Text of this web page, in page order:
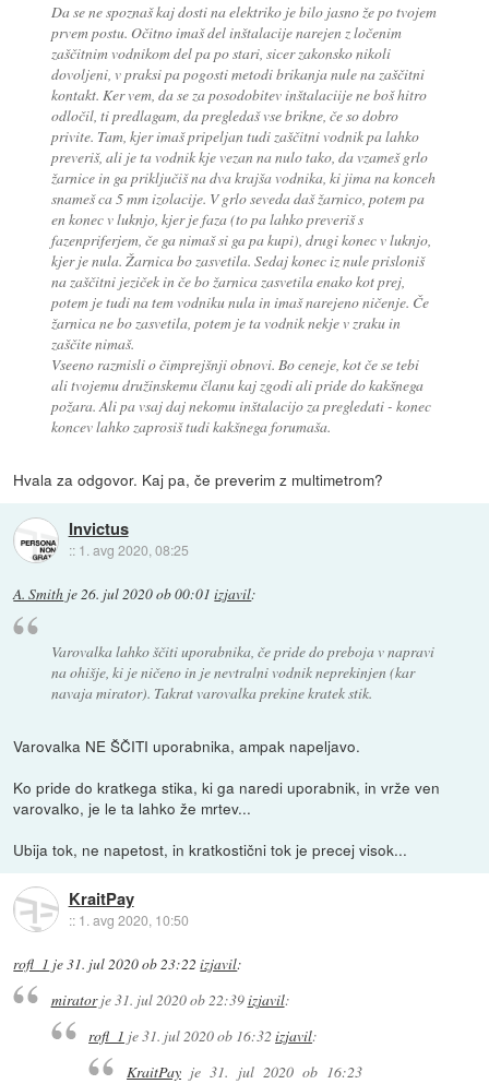
Da se ne spoznaš kaj dosti na elektriko je bilo jasno že po tvojem
prvem postu. Očitno imaš del inštalacije narejen z ločenim
zaščitnim vodnikom del pa po stari, sicer zakonsko nikoli
dovoljeni, v praksi pa pogosti metodi brikanja nule na zaščitni
kontakt. Ker vem, da se za posodobitev inštalaciije ne boš hitro
odločil, ti predlagam, da pregledaš vse brikne, če so dobro
privite. Tam, kjer imaš pripeljan tudi zaščitni vodnik pa lahko
preveriš, ali je ta vodnik kje vezan na nulo tako, da vzameš grlo
žarnice in ga priključiš na dva krajša vodnika, ki jima na konceh
snameš ca 5 mm izolacije. V grlo seveda daš žarnico, potem pa
en konec v luknjo, kjer je faza (to pa lahko preveriš s
fazenpriferjem, če ga nimaš si ga pa kupi), drugi konec v luknjo,
kjer je nula. Žarnica bo zasvetila. Sedaj konec iz nule prisloniš
na zaščitni jeziček in če bo žarnica zasvetila enako kot prej,
potem je tudi na tem vodniku nula in imaš narejeno ničenje. Če
žarnica ne bo zasvetila, potem je ta vodnik nekje v zraku in
zaščite nimaš.
Vseeno razmisli o čimprejšnji obnovi. Bo ceneje, kot če se tebi
ali tvojemu družinskemu članu kaj zgodi ali pride do kakšnega
požara. Ali pa vsaj daj nekomu inštalacijo za pregledati - konec
koncev lahko zaprosiš tudi kakšnega forumaša.
Hvala za odgovor. Kaj pa, če preverim z multimetrom?
Invictus
:: 1. avg 2020, 08:25
A. Smith je26. jul 2020 ob 00:01 izjavil:
Varovalka lahko ščiti uporabnika, če pride do preboja v napravi
na ohišje, ki je ničeno in je nevtralni vodnik neprekinjen (kar
navaja mirator). Takrat varovalka prekine kratek stik.
Varovalka NE ŠČITI uporabnika, ampak napeljavo.
Ko pride do kratkega stika, ki ga naredi uporabnik, in vrže ven
varovalko, je le ta lahko že mrtev...
Ubija tok, ne napetost, in kratkostični tok je precej visok...
KraitPay
:: 1. avg 2020, 10:50
rofl_1 je31. jul 2020 ob 23:22 izjavil:
miratorje31. jul 2020 ob 22:39izjavil:
rofl_1 je31. jul 2020 ob 16:32izjavil:
KraitPayje31. jul 2020 ob 16:23